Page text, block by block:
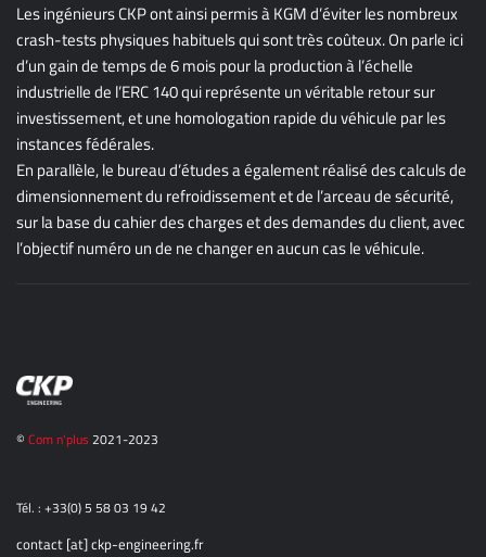
Les ingénieurs CKP ont ainsi permis à KGM d’éviter les nombreux
crash-tests physiques habituels qui sont très coûteux. On parle ici
d’un gain de temps de 6 mois pour la production à l’échelle
industrielle de l’ERC 140 qui représente un véritable retour sur
investissement, et une homologation rapide du véhicule par les
instances fédérales.
En parallèle, le bureau d’études a également réalisé des calculs de
dimensionnement du refroidissement et de l’arceau de sécurité,
sur la base du cahier des charges et des demandes du client, avec
l’objectif numéro un de ne changer en aucun cas le véhicule.
© Com n'plus 2021-2023
Tél. : +33(0) 5 58 03 19 42
contact [at] ckp-engineering.fr